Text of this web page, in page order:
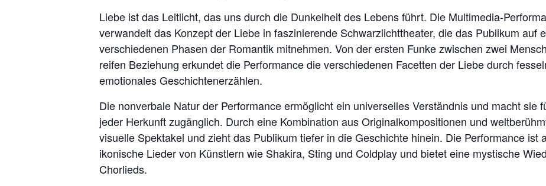
Liebe ist das Leitlicht, das uns durch die Dunkelheit des Lebens führt. Die Multimedia-
verwandelt das Konzept der Liebe in faszinierende Schwarzlichttheater, die das Publikum auf
verschiedenen Phasen der Romantik mitnehmen. Von der ersten Funke zwischen zwei
reifen Beziehung erkundet die Performance die verschiedenen Facetten der Liebe durch
emotionales Geschichtenerzählen.
Die nonverbale Natur der Performance ermöglicht ein universelles Verständnis und macht sie
jeder Herkunft zugänglich. Durch eine Kombination aus Originalkompositionen und
visuelle Spektakel und zieht das Publikum tiefer in die Geschichte hinein. Die Performance ist
ikonische Lieder von Künstlern wie Shakira, Sting und Coldplay und bietet eine mystische
Chorlieds.